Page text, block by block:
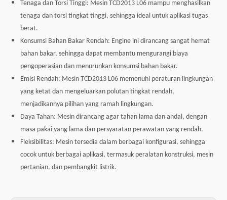
Tenaga dan Torsi Tinggi: Mesin TCD2013 L06 mampu menghasilkan
tenaga dan torsi tingkat tinggi, sehingga ideal untuk aplikasi tugas
berat.
Konsumsi Bahan Bakar Rendah: Engine ini dirancang sangat hemat
bahan bakar, sehingga dapat membantu mengurangi biaya
pengoperasian dan menurunkan konsumsi bahan bakar.
Emisi Rendah: Mesin TCD2013 L06 memenuhi peraturan lingkungan
yang ketat dan mengeluarkan polutan tingkat rendah,
menjadikannya pilihan yang ramah lingkungan.
Daya Tahan: Mesin dirancang agar tahan lama dan andal, dengan
masa pakai yang lama dan persyaratan perawatan yang rendah.
Fleksibilitas: Mesin tersedia dalam berbagai konfigurasi, sehingga
cocok untuk berbagai aplikasi, termasuk peralatan konstruksi, mesin
pertanian, dan pembangkit listrik.